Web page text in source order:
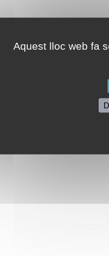
Aquest lloc web fa